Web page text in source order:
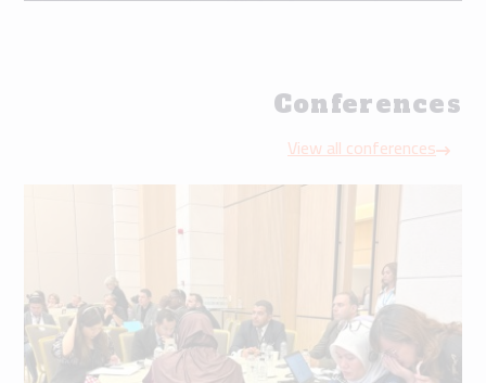
Conferences
View all conferences